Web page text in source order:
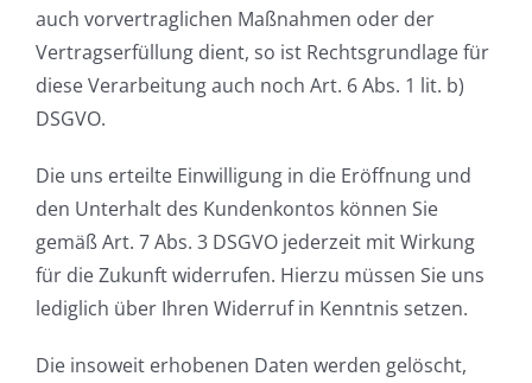
auch vorvertraglichen Maßnahmen oder der
Vertragserfüllung dient, so ist Rechtsgrundlage für
diese Verarbeitung auch noch Art. 6 Abs. 1 lit. b)
DSGVO.
Die uns erteilte Einwilligung in die Eröffnung und
den Unterhalt des Kundenkontos können Sie
gemäß Art. 7 Abs. 3 DSGVO jederzeit mit Wirkung
für die Zukunft widerrufen. Hierzu müssen Sie uns
lediglich über Ihren Widerruf in Kenntnis setzen.
Die insoweit erhobenen Daten werden gelöscht,